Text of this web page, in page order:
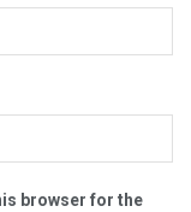
browser for the